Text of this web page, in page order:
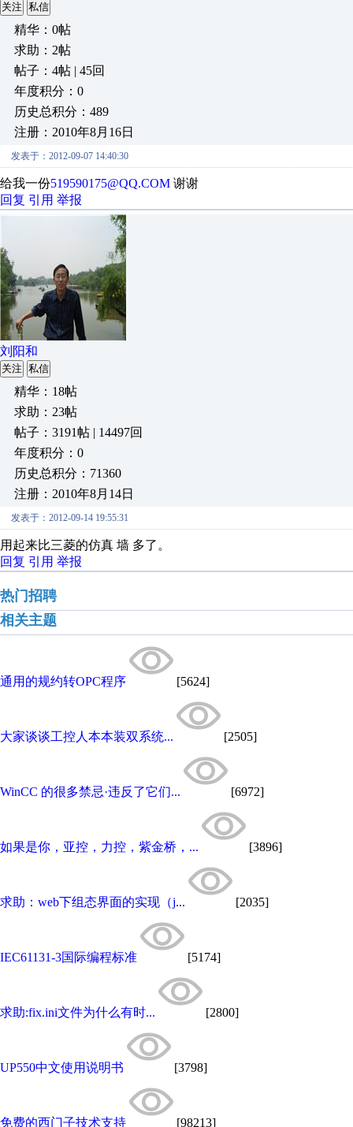
关注 私信
精华：0帖
求助：2帖
帖子：4帖 | 45回
年度积分：0
历史总积分：489
注册：2010年8月16日
发表于：2012-09-07 14:40:30
给我一份519590175@QQ.COM 谢谢
回复 引用 举报
刘阳和
关注 私信
精华：18帖
求助：23帖
帖子：3191帖 | 14497回
年度积分：0
历史总积分：71360
注册：2010年8月14日
发表于：2012-09-14 19:55:31
用起来比三菱的仿真 墙 多了。
回复 引用 举报
热门招聘
相关主题
通用的规约转OPC程序 [5624]
大家谈谈工控人本本装双系统... [2505]
WinCC 的很多禁忌·违反了它们... [6972]
如果是你，亚控，力控，紫金桥，... [3896]
求助：web下组态界面的实现（j... [2035]
IEC61131-3国际编程标准 [5174]
求助:fix.ini文件为什么有时... [2800]
UP550中文使用说明书 [3798]
免费的西门子技术支持 [98213]